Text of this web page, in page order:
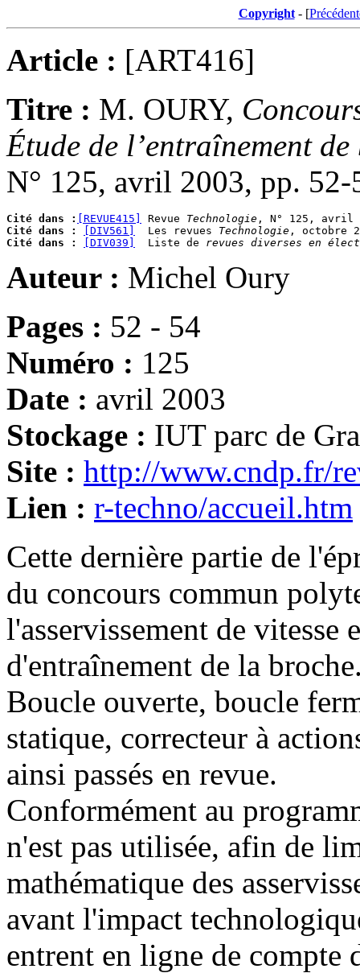
Copyright- [
Article : [ART416]
Titre : M. OURY,
Étude de l’entraînement
N° 125, avril 2003, pp. 52-
Cité dans : [REVUE415] Revue Technologie
Cité dans :
[DIV561]
  Les revues
Technologie
Cité dans :
[DIV039]
  Liste de
revues diverses en
Auteur : Michel Oury
Pages : 52 - 54
Numéro : 125
Date : avril 2003
Stockage : IUT parc de
Site : http://www.cndp.fr/
Lien : r-techno/accueil.htm
Cette dernière partie de
du concours commun
l'asservissement de vitesse
d'entraînement de la
Boucle ouverte, boucle
statique, correcteur à
ainsi passés en revue.
Conformément au
n'est pas utilisée, afin de
mathématique des
avant l'impact
entrent en ligne de compte